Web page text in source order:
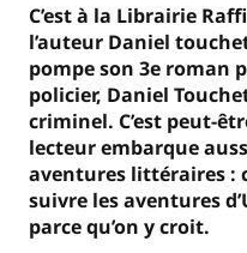
C’est à la Librairie
l’auteur Daniel
pompe son 3e roman
policier, Daniel
criminel. C’est peut-
lecteur embarque
aventures littéraires :
suivre les aventures
parce qu’on y croit.